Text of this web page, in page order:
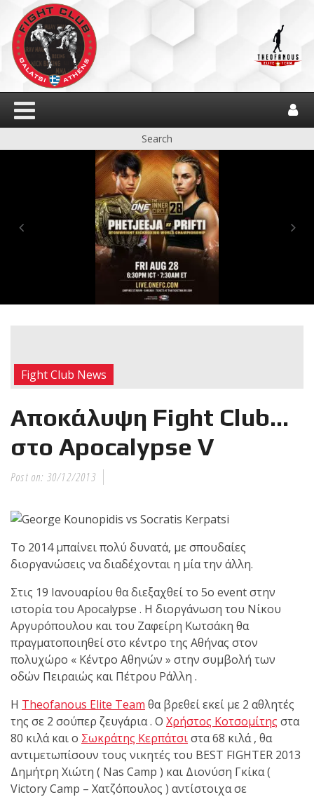
Η Αντωνία
Πρίφτη στο
και πιο
δύσκολο
αγώνα της καριέρας της,
διεκδικεί τον 6ο
παγκόσμιο τίτλο της
για το ONE Atomweight
Championship
Νέα
επίσημα T-
shirts του
Ιωάννη
Θεοφάνους
με την υποστήριξη της
Sejoy Hellas.
Οι αθλητές
του Fight
Club Galatsi
Fight Club News
Αποκάλυψη Fight Club…
στο Apocalypse V
Post on: 30/12/2013
Το 2014 μπαίνει πολύ δυνατά, με σπουδαίες
διοργανώσεις να διαδέχονται η μία την άλλη.
Στις 19 Ιανουαρίου θα διεξαχθεί το 5ο event στην
ιστορία του Apocalypse . Η διοργάνωση του Νίκου
Αργυρόπουλου και του Ζαφείρη Κωτσάκη θα
πραγματοποιηθεί στο κέντρο της Αθήνας στον
πολυχώρο « Κέντρο Αθηνών » στην συμβολή των
οδών Πειραιώς και Πέτρου Ράλλη .
Η Theofanous Elite Team θα βρεθεί εκεί με 2 αθλητές
της σε 2 σούπερ ζευγάρια . Ο Χρήστος Κοτσομίτης στα
80 κιλά και ο Σωκράτης Κερπάτσιστα 68 κιλά , θα
αντιμετωπίσουν τους νικητές του BEST FIGHTER 2013
Δημήτρη Χιώτη ( Nas Camp ) και Διονύση Γκίκα (
Victory Camp – Χατζόπουλος ) αντίστοιχα σε